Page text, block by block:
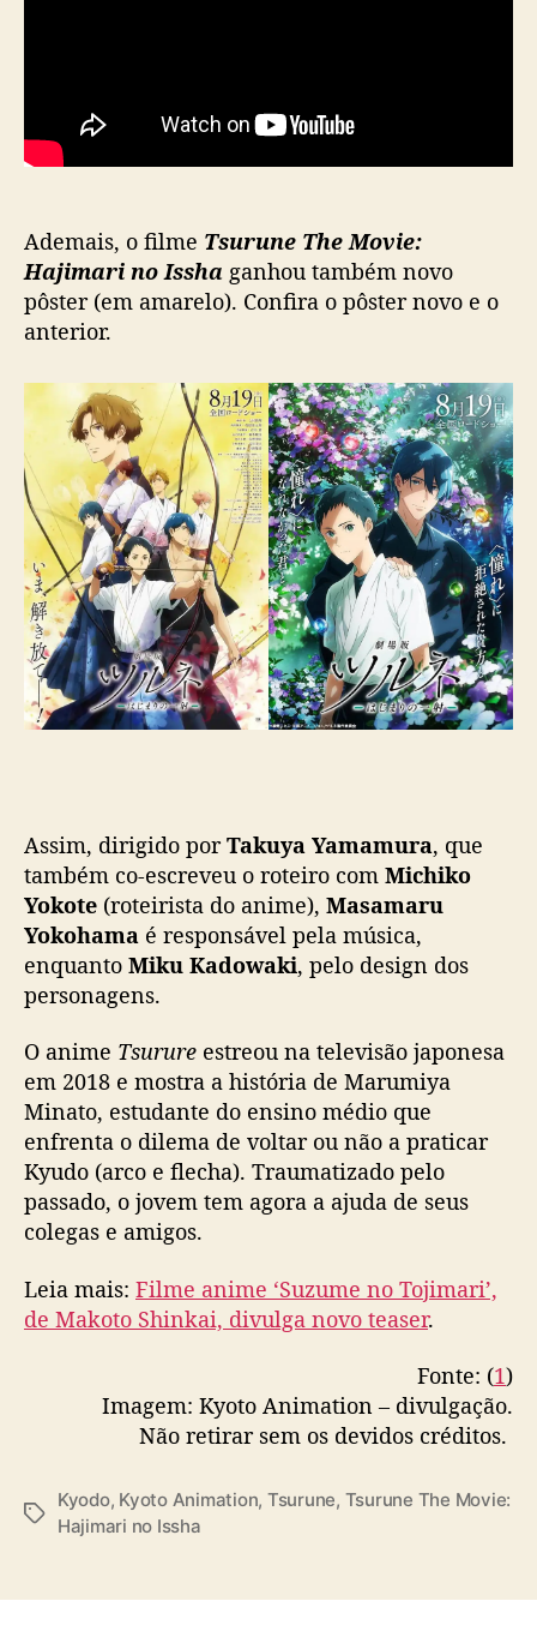
s
e
u
f
m
e
Ademais, o filme Tsurune The Movie:
Hajimari no Issha ganhou também novo
pôster (em amarelo). Confira o pôster novo e o
anterior.
Assim, dirigido porTakuya Yamamura, que
também co-escreveu o roteiro com Michiko
Yokote (roteirista do anime), Masamaru
Yokohama é responsável pela música,
enquanto Miku Kadowaki, pelo design dos
personagens.
O anime Tsurure estreou na televisão japonesa
em 2018 e mostra a história de Marumiya
Minato, estudante do ensino médio que
enfrenta o dilema de voltar ou não a praticar
Kyudo (arco e flecha). Traumatizado pelo
passado, o jovem tem agora a ajuda de seus
colegas e amigos.
Leia mais: Filme anime ‘Suzume no Tojimari’,
de Makoto Shinkai, divulga novo teaser.
Fonte: (1)
Imagem: Kyoto Animation – divulgação.
Não retirar sem os devidos créditos.
T
Kyodo, Kyoto Animation, Tsurune, Tsurune The Movie:
Hajimari no Issha